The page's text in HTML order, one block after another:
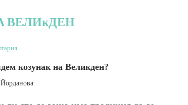
BEЛИĸДEН
козунак на Великден?